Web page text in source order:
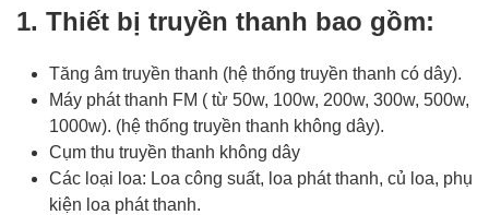
1. Thiết bị truyền thanh bao gồm:
Tăng âm truyền thanh (hệ thống truyền thanh có dây).
Máy phát thanh FM ( từ 50w, 100w, 200w, 300w, 500w,
1000w). (hệ thống truyền thanh không dây).
Cụm thu truyền thanh không dây
Các loại loa: Loa công suất, loa phát thanh, củ loa, phụ
kiện loa phát thanh.